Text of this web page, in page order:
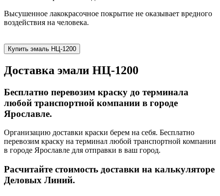
Высушенное лакокрасочное покрытие не оказывает вредного
воздействия на человека.
Купить эмаль НЦ-1200
Доставка эмали НЦ-1200
Бесплатно перевозим краску до терминала
любой транспортной компании в городе
Ярославле.
Организацию доставки краски берем на себя. Бесплатно
перевозим краску на терминал любой транспортной компании
в городе Ярославле для отправки в ваш город.
Расчитайте стоимость доставки на калькуляторе
Деловых Линий.